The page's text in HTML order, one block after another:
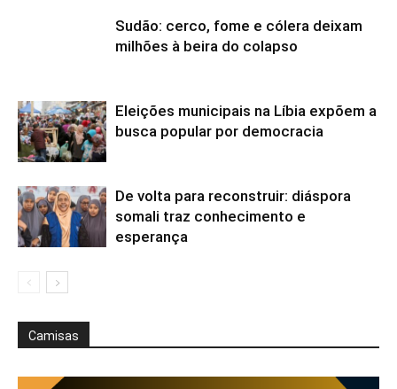
Sudão: cerco, fome e cólera deixam
milhões à beira do colapso
Eleições municipais na Líbia expõem a
busca popular por democracia
De volta para reconstruir: diáspora
somali traz conhecimento e
esperança
Camisas